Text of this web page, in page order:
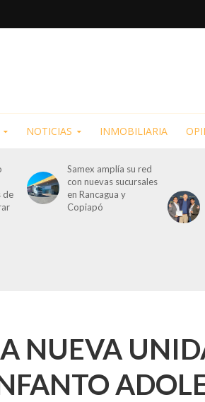
NOTICIAS INMOBILIARIA
de
Samex amplía su red
con nuevas sucursales
en Rancagua y
Copiapó
NUEVA